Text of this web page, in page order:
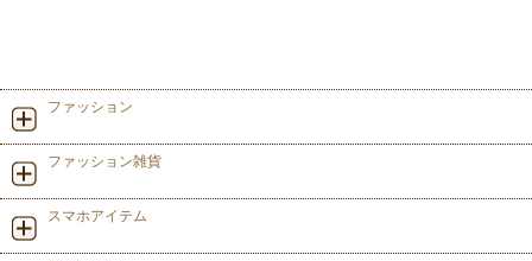
ファッション
ファッション雑貨
スマホアイテム